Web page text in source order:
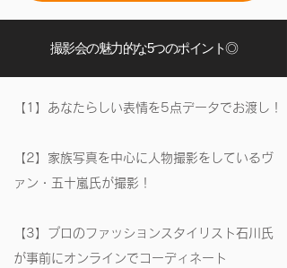
撮影会の魅力的な5つのポイント◎
【1】あなたらしい表情を5点データでお渡し！
【2】家族写真を中心に人物撮影をしているヴ
ァン・五十嵐氏が撮影！
【3】プロのファッションスタイリスト石川氏
が事前にオンラインでコーディネート